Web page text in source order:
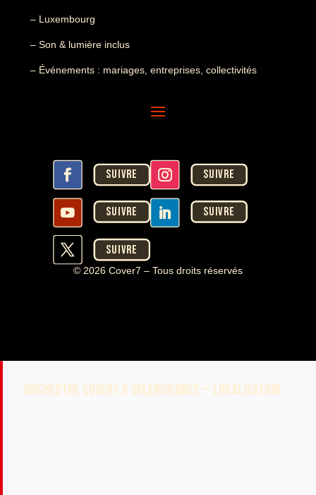
– Luxembourg
– Son & lumière inclus
– Événements : mariages, entreprises, collectivités
Suivre Suivre
Suivre Suivre
Suivre
© 2026 Cover7 – Tous droits réservés
ORCHESTRE COVER7 À VALENCIENNES — LOCALISATION